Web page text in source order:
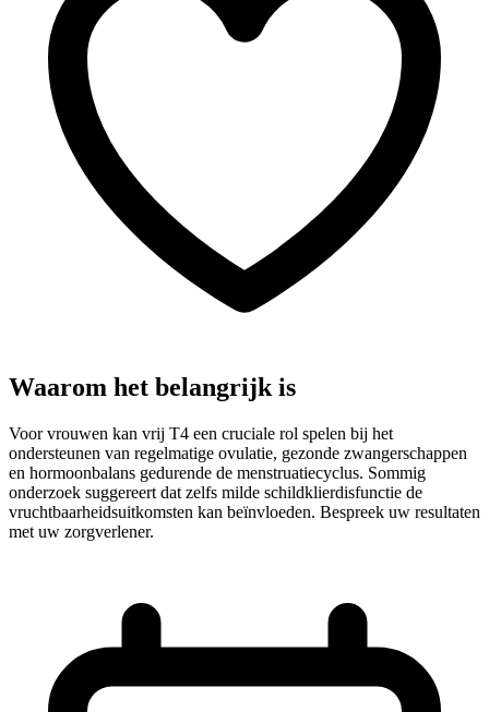
Waarom het belangrijk is
Voor vrouwen kan vrij T4 een cruciale rol spelen bij het
ondersteunen van regelmatige ovulatie, gezonde zwangerschappen
en hormoonbalans gedurende de menstruatiecyclus. Sommig
onderzoek suggereert dat zelfs milde schildklierdisfunctie de
vruchtbaarheidsuitkomsten kan beïnvloeden. Bespreek uw resultaten
met uw zorgverlener.